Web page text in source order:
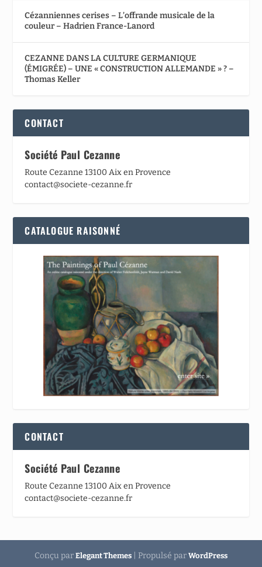
Cézanniennes cerises – L’offrande musicale de la
couleur – Hadrien France-Lanord
CEZANNE DANS LA CULTURE GERMANIQUE
(ÉMIGRÉE) – UNE « CONSTRUCTION ALLEMANDE » ? –
Thomas Keller
CONTACT
Société Paul Cezanne
Route Cezanne 13100 Aix en Provence
contact@societe-cezanne.fr
CATALOGUE RAISONNÉ
CONTACT
Société Paul Cezanne
Route Cezanne 13100 Aix en Provence
contact@societe-cezanne.fr
Conçu par Elegant Themes | Propulsé par WordPress